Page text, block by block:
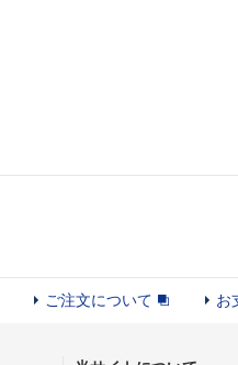
ご注文について お